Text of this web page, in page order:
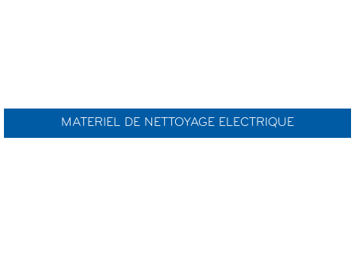
MATERIEL DE NETTOYAGE ELECTRIQUE